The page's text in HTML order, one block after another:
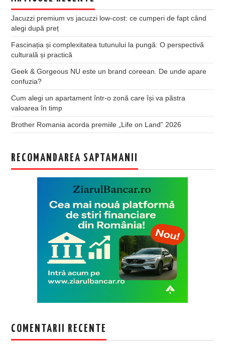
Jacuzzi premium vs jacuzzi low-cost: ce cumperi de fapt când
alegi după preț
Fascinația și complexitatea tutunului la pungă: O perspectivă
culturală și practică
Geek & Gorgeous NU este un brand coreean. De unde apare
confuzia?
Cum alegi un apartament într-o zonă care își va păstra
valoarea în timp
Brother Romania acorda premiile „Life on Land” 2026
RECOMANDAREA SAPTAMANII
COMENTARII RECENTE